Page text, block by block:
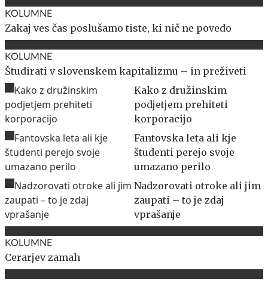
KOLUMNE
Zakaj ves čas poslušamo tiste, ki nič ne povedo
KOLUMNE
Študirati v slovenskem kapitalizmu – in preživeti
Kako z družinskim
podjetjem prehiteti
korporacijo
Fantovska leta ali kje
študenti perejo svoje
umazano perilo
Nadzorovati otroke ali jim
zaupati – to je zdaj
vprašanje
KOLUMNE
Cerarjev zamah